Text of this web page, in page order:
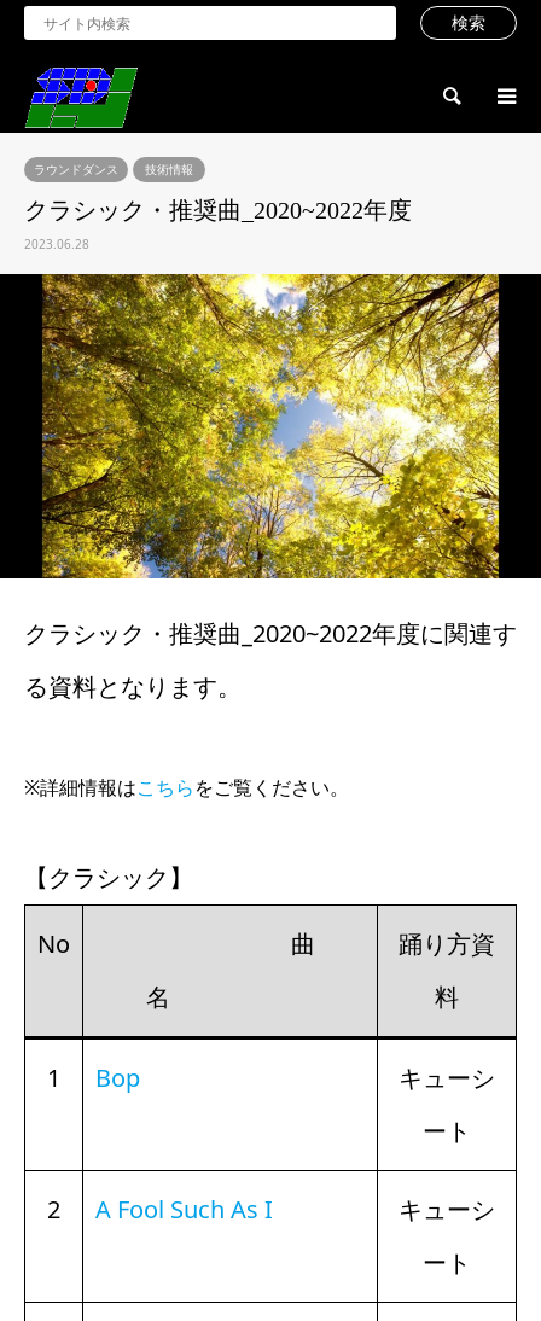
検索
ラウンドダンス 技術情報
クラシック・推奨曲_2020~2022年度
2023.06.28
クラシック・推奨曲_2020~2022年度に関連す
る資料となります。
※詳細情報はこちらをご覧ください。
【クラシック】
No
曲
名
踊り方資
料
1 Bop
キューシ
ート
2 A Fool Such As I
キューシ
ート